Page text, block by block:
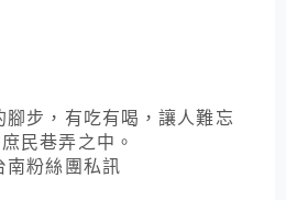
步，有吃有喝，讓人難忘
民巷弄之中。
南粉絲團私訊